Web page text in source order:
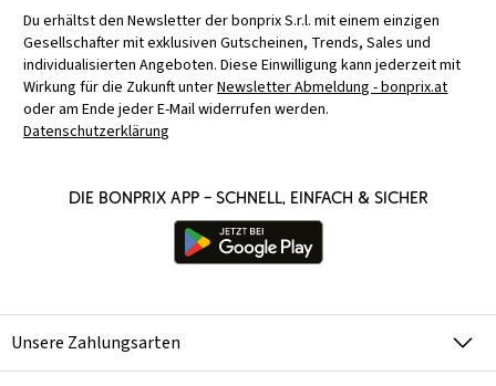
Du erhältst den Newsletter der bonprix S.r.l. mit einem einzigen
Gesellschafter mit exklusiven Gutscheinen, Trends, Sales und
individualisierten Angeboten. Diese Einwilligung kann jederzeit mit
Wirkung für die Zukunft unterNewsletter Abmeldung - bonprix.at
oder am Ende jeder E-Mail widerrufen werden.
Datenschutzerklärung
Die bonprix App – schnell, einfach & sicher
Unsere Zahlungsarten